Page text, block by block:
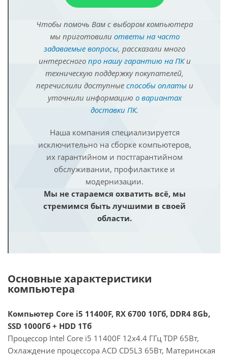
Чтобы помочь Вам с выбором компьютера
мы приготовили ответы на часто
задаваемые вопросы, рассказали много
интересного про нашу гарантию на ПКи
техническую поддержку покупателей,
перечислили доступные способы оплатыи
уточнили информацию о вариантах
доставки ПК.
Наша компания специализируется
исключительно на сборке компьютеров,
их гарантийном и постгарантийном
обслуживании, профилактике и
модернизации.
Мы не стараемся охватить всё, мы
стремимся быть лучшими в своей
области.
Основные характеристики
компьютера
Компьютер Core i5 11400F, RX 6700 10Гб, DDR4 8Gb,
SSD 1000Гб + HDD 1Тб
Процессор Intel Core i5 11400F 12x4.4 ГГц TDP 65Вт,
Охлаждение процессора ACD CD5L3 65Вт, Материнская